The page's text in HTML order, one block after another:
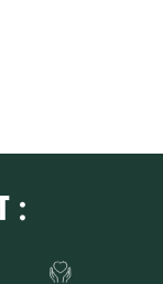
: